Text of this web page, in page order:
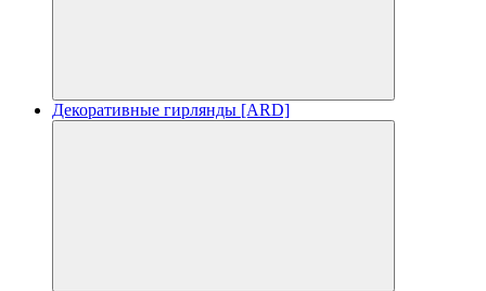
Декоративные гирлянды [ARD]